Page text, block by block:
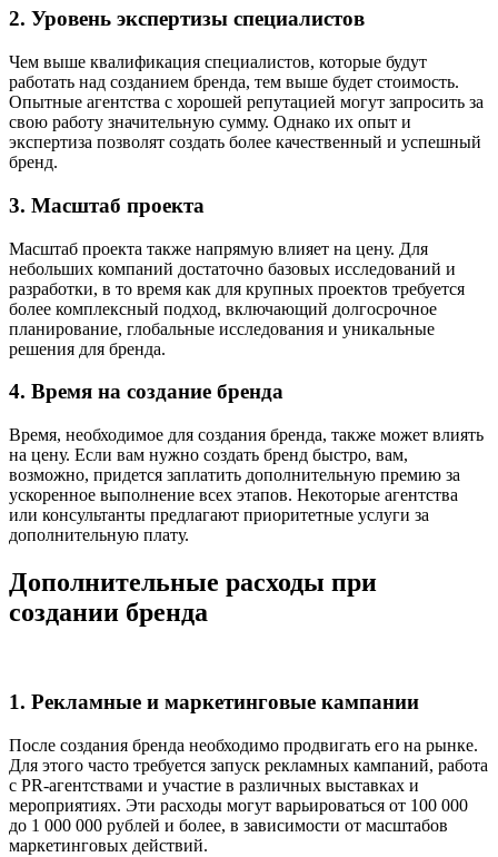
2. Уровень экспертизы специалистов
Чем выше квалификация специалистов, которые будут
работать над созданием бренда, тем выше будет стоимость.
Опытные агентства с хорошей репутацией могут запросить за
свою работу значительную сумму. Однако их опыт и
экспертиза позволят создать более качественный и успешный
бренд.
3. Масштаб проекта
Масштаб проекта также напрямую влияет на цену. Для
небольших компаний достаточно базовых исследований и
разработки, в то время как для крупных проектов требуется
более комплексный подход, включающий долгосрочное
планирование, глобальные исследования и уникальные
решения для бренда.
4. Время на создание бренда
Время, необходимое для создания бренда, также может влиять
на цену. Если вам нужно создать бренд быстро, вам,
возможно, придется заплатить дополнительную премию за
ускоренное выполнение всех этапов. Некоторые агентства
или консультанты предлагают приоритетные услуги за
дополнительную плату.
Дополнительные расходы при
создании бренда
1. Рекламные и маркетинговые кампании
После создания бренда необходимо продвигать его на рынке.
Для этого часто требуется запуск рекламных кампаний, работа
с PR-агентствами и участие в различных выставках и
мероприятиях. Эти расходы могут варьироваться от 100 000
до 1 000 000 рублей и более, в зависимости от масштабов
маркетинговых действий.